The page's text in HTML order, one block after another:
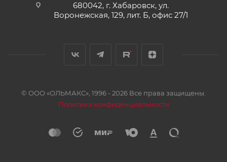
680042, г. Хабаровск, ул.
Воронежская, 129, лит. Б, офис 27/1
© ООО «ОЛЬМАКС», 1996 - 2026 Все права защищены.
Политика конфиденциальности